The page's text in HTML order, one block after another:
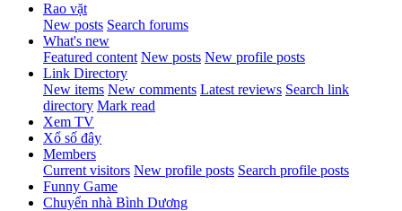
Rao vặt
New posts Search forums
What's new
Featured content New posts New profile posts
Link Directory
New items New comments Latest reviews Search link
directory Mark read
Xem TV
Xổ số đây
Members
Current visitors New profile posts Search profile posts
Funny Game
Chuyển nhà Bình Dương